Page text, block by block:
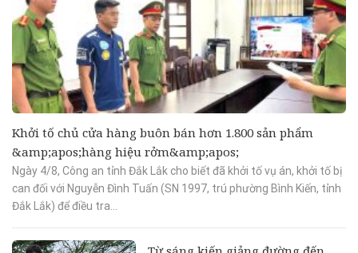
Khởi tố chủ cửa hàng buôn bán hơn 1.800 sản phẩm
&amp;apos;hàng hiệu rởm&amp;apos;
Ngày 4/8, Công an tỉnh Đắk Lắk cho biết đã khởi tố vụ án, khởi tố bị
can đối với Nguyễn Đình Tuấn (SN 1997, trú phường Bình Kiến, tỉnh
Đắk Lắk) để điều tra...